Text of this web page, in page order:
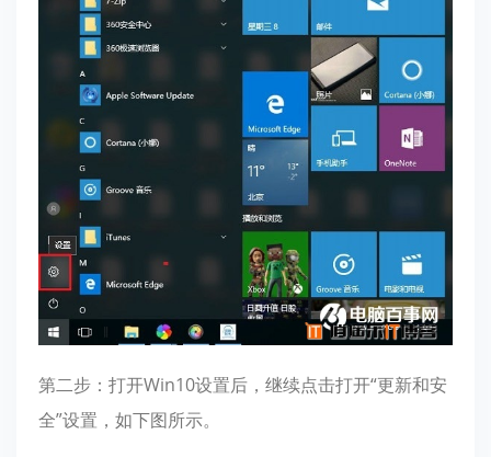
第二步：打开Win10设置后，继续点击打开“更新和安
全”设置，如下图所示。